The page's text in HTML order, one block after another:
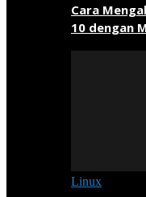
Cara
10 dengan
Linux